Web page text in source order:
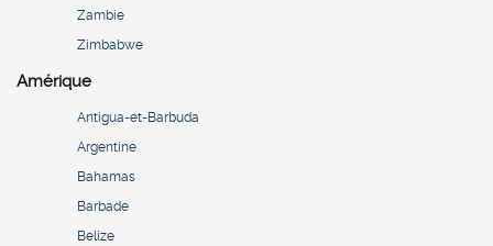
Zambie
Zimbabwe
Amérique
Antigua-et-Barbuda
Argentine
Bahamas
Barbade
Belize